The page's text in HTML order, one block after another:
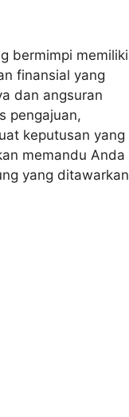
bermimpi memiliki
finansial yang
dan angsuran
pengajuan,
keputusan yang
memandu Anda
yang ditawarkan